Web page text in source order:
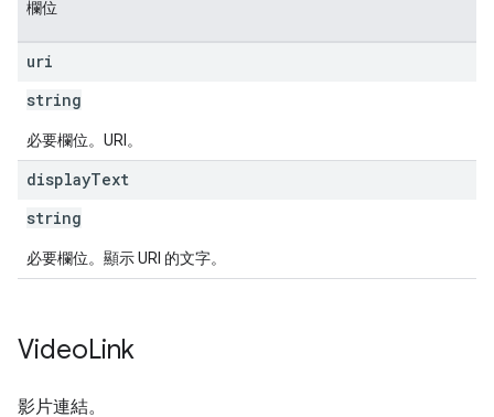
欄位
uri
string
必要欄位。URI。
displayText
string
必要欄位。顯示 URI 的文字。
VideoLink
影片連結。